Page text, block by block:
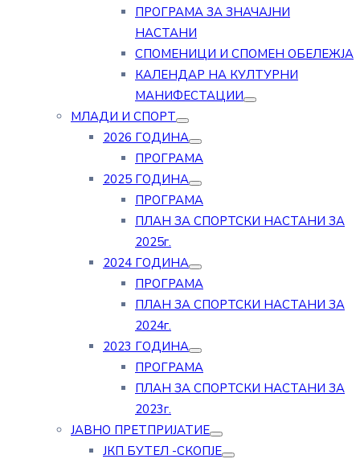
ПРОГРАМА ЗА ЗНАЧАЈНИ
НАСТАНИ
СПОМЕНИЦИ И СПОМЕН ОБЕЛЕЖЈА
КАЛЕНДАР НА КУЛТУРНИ
МАНИФЕСТАЦИИ
МЛАДИ И СПОРТ
2026 ГОДИНА
ПРОГРАМА
2025 ГОДИНА
ПРОГРАМА
ПЛАН ЗА СПОРТСКИ НАСТАНИ ЗА
2025г.
2024 ГОДИНА
ПРОГРАМА
ПЛАН ЗА СПОРТСКИ НАСТАНИ ЗА
2024г.
2023 ГОДИНА
ПРОГРАМА
ПЛАН ЗА СПОРТСКИ НАСТАНИ ЗА
2023г.
ЈАВНО ПРЕТПРИЈАТИЕ
ЈКП БУТЕЛ -СКОПЈЕ